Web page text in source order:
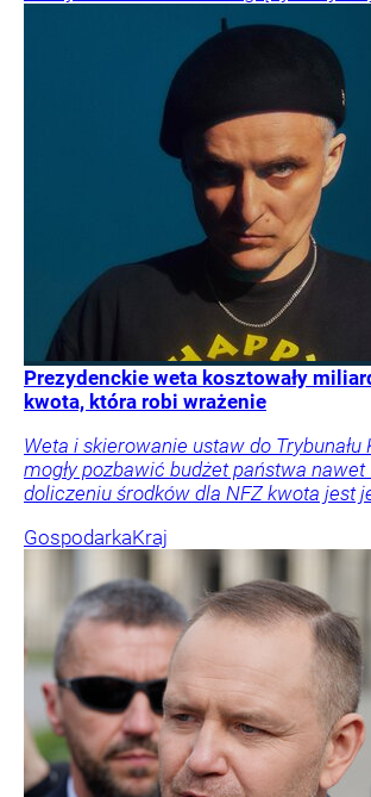
Prezydenckie weta kosztowały
kwota, która robi wrażenie
Weta i skierowanie ustaw do Trybunału
mogły pozbawić budżet państwa nawet
doliczeniu środków dla NFZ kwota jest
GospodarkaKraj